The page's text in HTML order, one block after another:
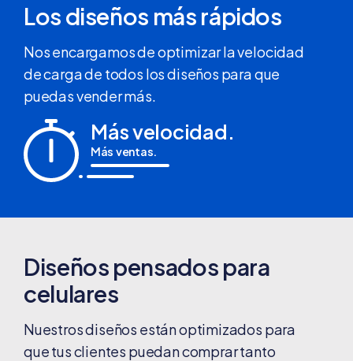
Los diseños más rápidos
Nos encargamos de optimizar la velocidad
de carga de todos los diseños para que
puedas vender más.
Más velocidad.
Más ventas.
Diseños pensados para
celulares
Nuestros diseños están optimizados para
que tus clientes puedan comprar tanto